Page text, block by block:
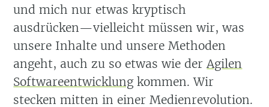
und mich nur etwas kryptisch
ausdrücken—vielleicht müssen wir, was
unsere Inhalte und unsere Methoden
angeht, auch zu so etwas wie derAgilen
Softwareentwicklungkommen. Wir
stecken mitten in einer Medienrevolution.